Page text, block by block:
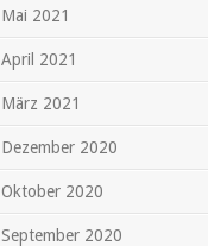
Mai 2021
April 2021
März 2021
Dezember 2020
Oktober 2020
September 2020